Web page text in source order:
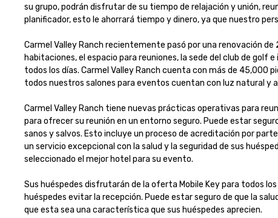
su grupo, podrán disfrutar de su tiempo de relajación y unión,
planificador, esto le ahorrará tiempo y dinero, ya que nuestro
Carmel Valley Ranch recientemente pasó por una renovación
habitaciones, el espacio para reuniones, la sede del club de golf
todos los días. Carmel Valley Ranch cuenta con más de 45,000
todos nuestros salones para eventos cuentan con luz natural y
Carmel Valley Ranch tiene nuevas prácticas operativas para
para ofrecer su reunión en un entorno seguro. Puede estar
sanos y salvos. Esto incluye un proceso de acreditación por
un servicio excepcional con la salud y la seguridad de sus
seleccionado el mejor hotel para su evento.
Sus huéspedes disfrutarán de la oferta Mobile Key para todos
huéspedes evitar la recepción. Puede estar seguro de que la
que esta sea una característica que sus huéspedes aprecien.